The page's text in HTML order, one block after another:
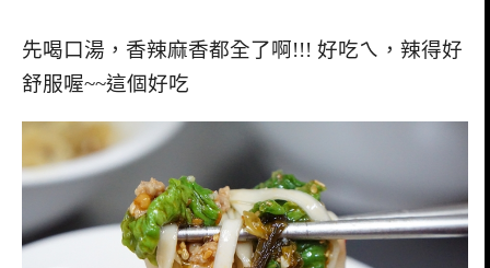
先喝口湯，香辣麻香都全了啊!!! 好吃ㄟ，辣得好
舒服喔~~這個好吃